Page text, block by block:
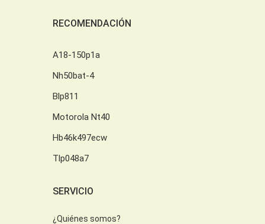
RECOMENDACIÓN
A18-150p1a
Nh50bat-4
Blp811
Motorola Nt40
Hb46k497ecw
Tlp048a7
SERVICIO
¿Quiénes somos?